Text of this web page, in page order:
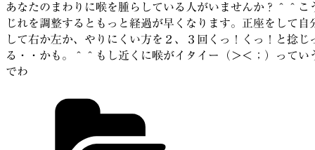
あなたのまわりに喉を腫らしている人がいませんか？＾＾
じれを調整するともっと経過が早くなります。正座をして
して右か左か、やりにくい方を２、３回くっ！くっ！と捻
る・・かも。＾＾もし近くに喉がイタイー（＞＜；）って
でわ